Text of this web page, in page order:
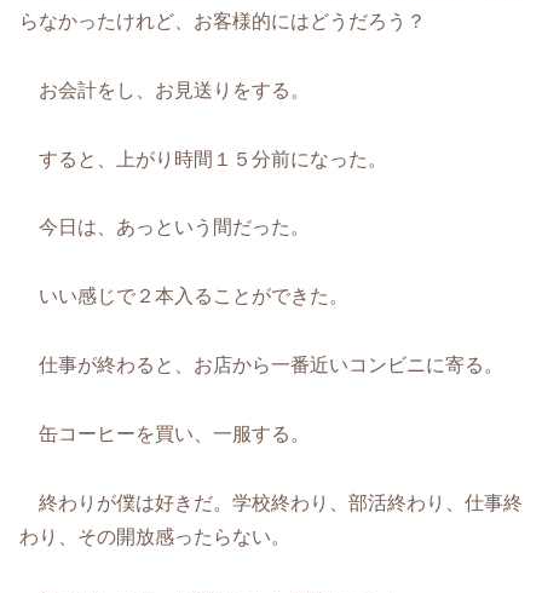
らなかったけれど、お客様的にはどうだろう？
お会計をし、お見送りをする。
すると、上がり時間１５分前になった。
今日は、あっという間だった。
いい感じで２本入ることができた。
仕事が終わると、お店から一番近いコンビニに寄る。
缶コーヒーを買い、一服する。
終わりが僕は好きだ。学校終わり、部活終わり、仕事終
わり、その開放感ったらない。